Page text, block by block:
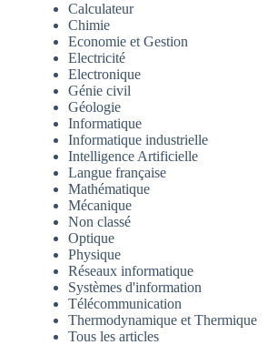
Calculateur
Chimie
Economie et Gestion
Electricité
Electronique
Génie civil
Géologie
Informatique
Informatique industrielle
Intelligence Artificielle
Langue française
Mathématique
Mécanique
Non classé
Optique
Physique
Réseaux informatique
Systèmes d'information
Télécommunication
Thermodynamique et Thermique
Tous les articles